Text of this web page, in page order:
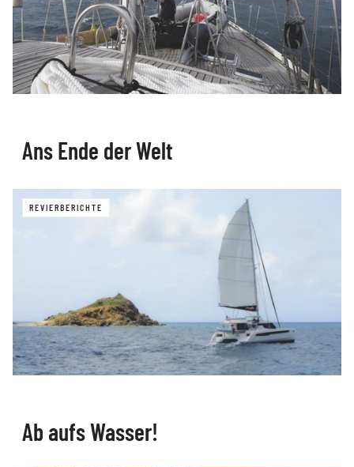
Ans Ende der Welt
REVIERBERICHTE
Ab aufs Wasser!